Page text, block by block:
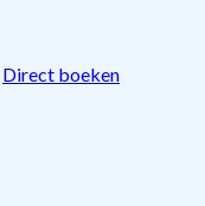
Direct boeken